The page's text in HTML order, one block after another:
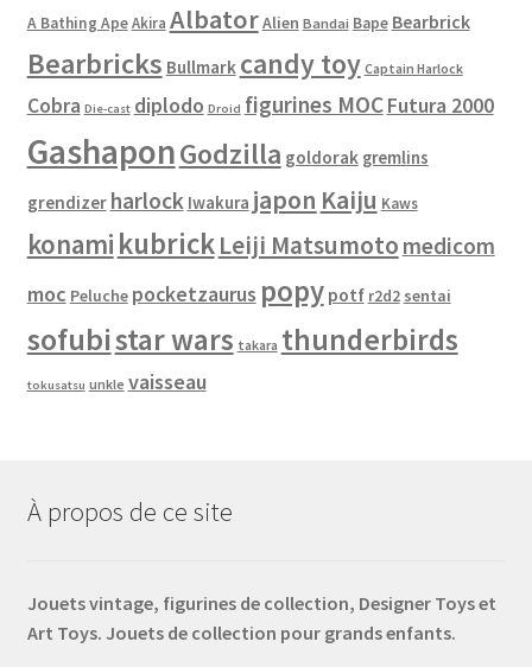
A Bathing Ape Akira AlbatorAlien Bandai Bape Bearbrick
Bearbricks Bullmark candy toy Captain Harlock
Cobra Die-cast diplodo Droid figurines MOCFutura 2000
GashaponGodzilla goldorak gremlins
grendizer harlock Iwakura japon Kaiju Kaws
konami kubrickLeiji Matsumoto medicom
moc Peluche pocketzaurus popy potf r2d2 sentai
sofubistar wars takara thunderbirds
tokusatsu unkle vaisseau
À propos de ce site
Jouets vintage, figurines de collection, Designer Toys et
Art Toys. Jouets de collection pour grands enfants.